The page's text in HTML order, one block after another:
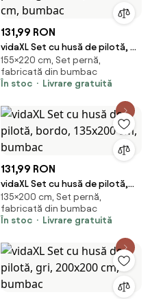
131,99 RON
vidaXL Set cu husă de pilotă, gri
închis, 155x220 cm, bumbac
155×220 cm, Set pernă,
fabricată din bumbac
În stoc
Livrare gratuită
131,99 RON
vidaXL Set cu husă de pilotă,
bordo, 135x200 cm, bumbac
135×200 cm, Set pernă,
fabricată din bumbac
În stoc
Livrare gratuită